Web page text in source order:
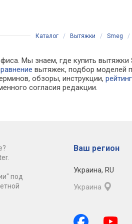
Каталог / Вытяжки / Smeg /
Мы знаем, где купить вытяжки
вытяжек, подбор моделей
обзоры, инструкции,рейтинг
согласия редакции.
под
Ваш регион
Украина, RU
Украина